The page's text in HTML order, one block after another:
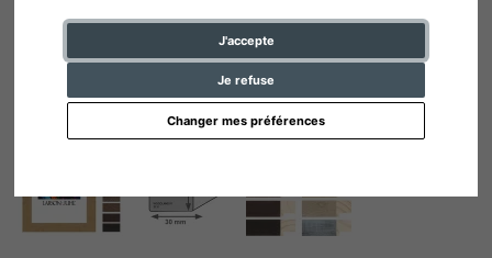
J'accepte
Je refuse
Changer mes préférences